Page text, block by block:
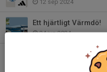
12 sep 2024
Ett hjärtligt Värmdö!
24 jun 2024
Bli medlem i Club